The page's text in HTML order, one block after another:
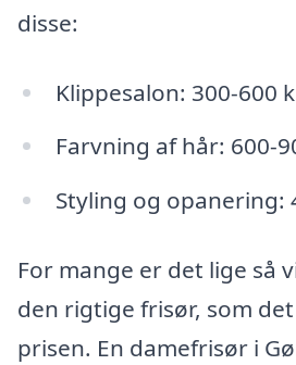
disse:
Klippesalon: 300-600
Farvning af hår: 600-
Styling og opanering:
For mange er det lige så
den rigtige frisør, som
prisen. En damefrisør i